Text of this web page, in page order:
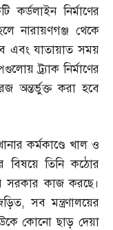
কর্ডলাইন নির্মাণের
নারায়ণগঞ্জ থেকে
এবং যাতায়াত সময়
ট্র্যাক নির্মাণের
অন্তর্ভুক্ত করা হবে
কর্মকাণ্ডে খাল ও
বিষয়ে তিনি কঠোর
সরকার কাজ করছে।
,সব মন্ত্রণালয়ের
কোনো ছাড় দেয়া